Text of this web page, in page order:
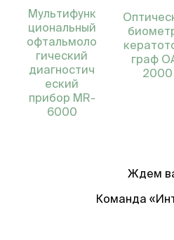
Мультифунк
циональный
офтальмоло
гический
диагностич
еский
прибор MR-
6000
граф
2000
Ждем
Команда